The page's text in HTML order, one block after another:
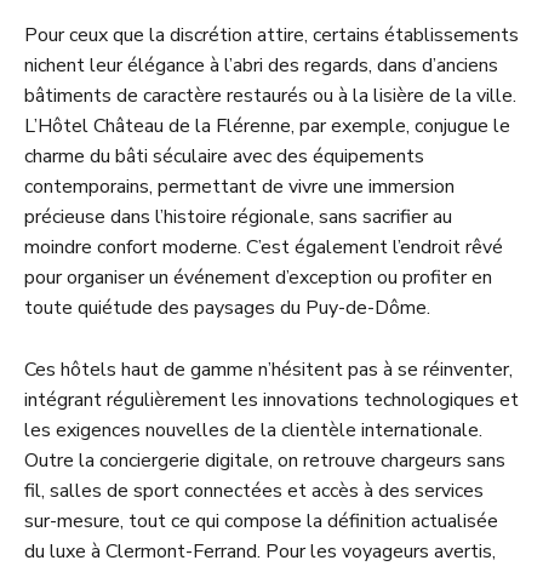
Pour ceux que la discrétion attire, certains établissements
nichent leur élégance à l’abri des regards, dans d’anciens
bâtiments de caractère restaurés ou à la lisière de la ville.
L’Hôtel Château de la Flérenne, par exemple, conjugue le
charme du bâti séculaire avec des équipements
contemporains, permettant de vivre une immersion
précieuse dans l’histoire régionale, sans sacrifier au
moindre confort moderne. C’est également l’endroit rêvé
pour organiser un événement d’exception ou profiter en
toute quiétude des paysages du Puy-de-Dôme.
Ces hôtels haut de gamme n’hésitent pas à se réinventer,
intégrant régulièrement les innovations technologiques et
les exigences nouvelles de la clientèle internationale.
Outre la conciergerie digitale, on retrouve chargeurs sans
fil, salles de sport connectées et accès à des services
sur-mesure, tout ce qui compose la définition actualisée
du luxe à Clermont-Ferrand. Pour les voyageurs avertis,